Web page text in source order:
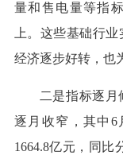
量和售电量等指
上。这些基础行
经济逐步好转，也
二是指标逐月
逐月收窄，其中6
1664.8亿元，同比